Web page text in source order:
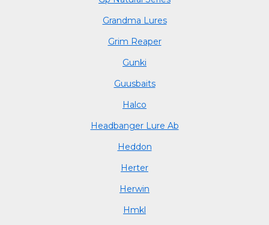
Grandma Lures
Grim Reaper
Gunki
Guusbaits
Halco
Headbanger Lure Ab
Heddon
Herter
Herwin
Hmkl